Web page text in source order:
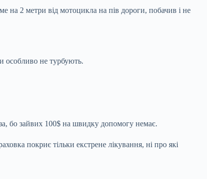
на 2 метри від мотоцикла на пів дороги, побачив і не
особливо не турбують.
бо зайвих 100$ на швидку допомогу немає.
покриє тільки екстрене лікування, ні про які